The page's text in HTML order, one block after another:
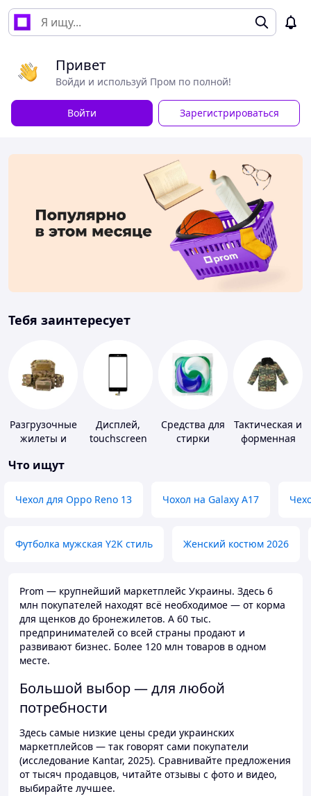
Привет
Войди и используй Пром по полной!
Войти Зарегистрироваться
Тебя заинтересует
Разгрузочные
жилеты и
без плит
Дисплей,
touchscreen
Средства для
стирки
Тактическая и
форменная
Что ищут
Чехол для Oppo Reno 13 Чохол на Galaxy A17
Футболка мужская Y2K стиль Женский костюм 2026
Prom — крупнейший маркетплейс Украины. Здесь 6
млн покупателей находят всё необходимое — от корма
для щенков до бронежилетов. А 60 тыс.
предпринимателей со всей страны продают и
развивают бизнес. Более 120 млн товаров в одном
месте.
Большой выбор — для любой
потребности
Здесь самые низкие цены среди украинских
маркетплейсов — так говорят сами покупатели
(исследование Kantar, 2025). Сравнивайте предложения
от тысяч продавцов, читайте отзывы с фото и видео,
выбирайте лучшее.